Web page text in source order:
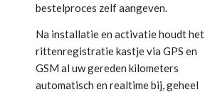
bestelproces zelf aangeven.
Na installatie en activatie houdt het
rittenregistratie kastje via GPS en
GSM al uw gereden kilometers
automatisch en realtime bij, geheel